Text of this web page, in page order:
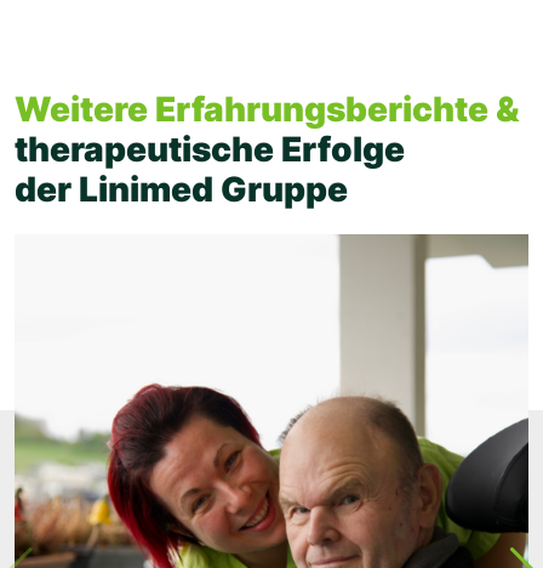
Weitere Erfahrungsberichte &
therapeutische Erfolge
der Linimed Gruppe